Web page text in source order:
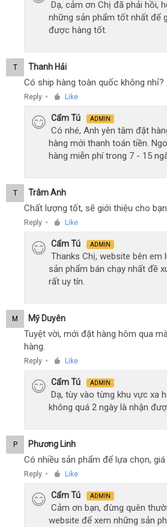
Dạ, cảm ơn Chị đã phải hồi,
những sản phẩm tốt nhất để
được hàng tốt.
T Thanh Hải
Có ship hàng toàn quốc không nhỉ?
Reply ● Like
Cẩm Tú ADMIN
Có nhé, Anh yên tâm đặt
hàng mới thanh toán tiền.
hàng miễn phí trong 7 - 15
T Trâm Anh
Chất lượng tốt, sẽ giới thiệu cho
Reply ● Like
Cẩm Tú ADMIN
Thanks Chị, website bên em
sản phẩm bán chạy nhất đề
rất uy tín.
M Mỹ Duyên
Tuyệt vời, mới đặt hàng hôm qua
hàng.
Reply ● Like
Cẩm Tú ADMIN
Dạ, tùy vào từng khu vực xa
không quá 2 ngày là nhận
P Phương Linh
Có nhiều sản phẩm để lựa chọn,
Reply ● Like
Cẩm Tú ADMIN
Cảm ơn bạn, đừng quên
website để xem những sản